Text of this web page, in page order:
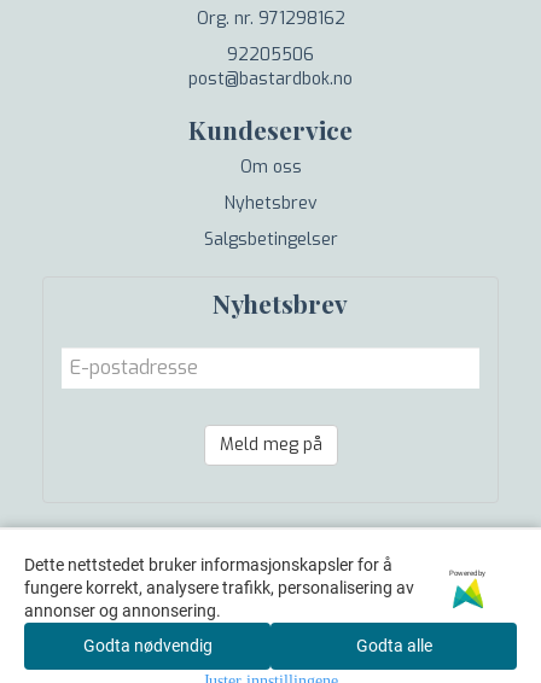
Org. nr. 971298162
92205506
post@bastardbok.no
Kundeservice
Om oss
Nyhetsbrev
Salgsbetingelser
Nyhetsbrev
Meld meg på
Dette nettstedet bruker informasjonskapsler for å
fungere korrekt, analysere trafikk, personalisering av
annonser og annonsering.
Powered by
Godta nødvendig Godta alle